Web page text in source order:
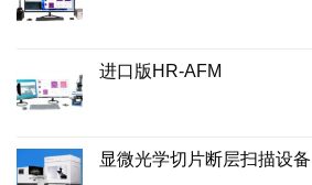
进口版HR-AFM
显微光学切片断层扫描设备